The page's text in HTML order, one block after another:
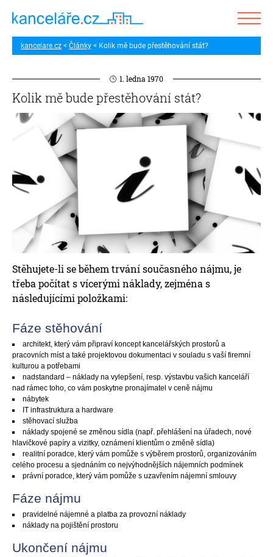
kancelare.cz Články Kolik mě bude přestěhování stát?
1. ledna 1970
Kolik mě bude přestěhování stát?
Stěhujete-li se během trvání současného nájmu, je
třeba počítat s vícerými náklady, zejména s
následujícími položkami:
Fáze stěhování
architekt, který vám připraví koncept kancelářských prostorů a
pracovních míst a také projektovou dokumentaci v souladu s vaší firemní
kulturou a potřebami
nadstandard – náklady na vylepšení, resp. výstavbu vašich kanceláří
nad rámec toho, co vám poskytne pronajímatel v ceně nájmu
nábytek
IT infrastruktura a hardware
stěhovací služba
náklady spojené se změnou sídla (např. přehlášení na úřadech, nové
hlavičkové papíry a vizitky, oznámení klientům o změně sídla)
realitní poradce, který vám pomůže s výběrem prostorů, organizováním
celého procesu a sjednáním co nejvýhodnějších nájemních podmínek
právní poradce, který vám pomůže s uzavřením nájemní smlouvy
Fáze nájmu
pravidelné nájemné a platba za provozní náklady
náklady na pojištění prostoru
Ukončení nájmu